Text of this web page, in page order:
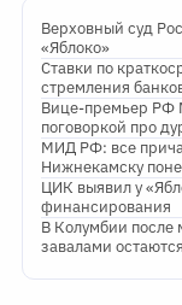
Верховный суд
«Яблоко»
Ставки по
стремления
Вице-премьер РФ
поговоркой про
МИД РФ: все
Нижнекамску
ЦИК выявил у
финансирования
В Колумбии после
завалами